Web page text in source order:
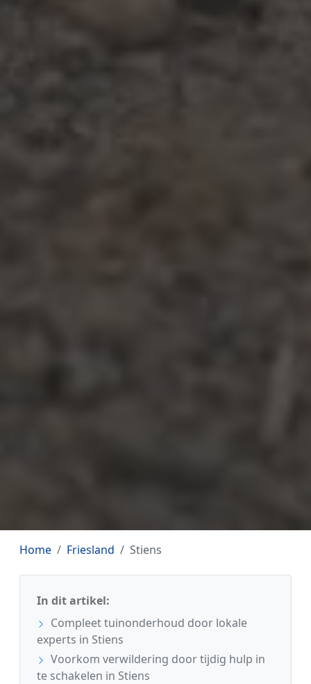
Home Friesland Stiens
In dit artikel:
Compleet tuinonderhoud door lokale
experts in Stiens
Voorkom verwildering door tijdig hulp in
te schakelen in Stiens